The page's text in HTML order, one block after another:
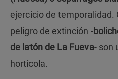
ejercicio de temporalidad.
peligro de extinción -
de latón de La Fueva- son
hortícola.